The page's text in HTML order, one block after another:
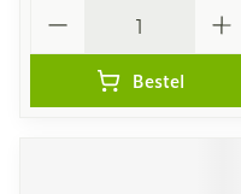
Bestel